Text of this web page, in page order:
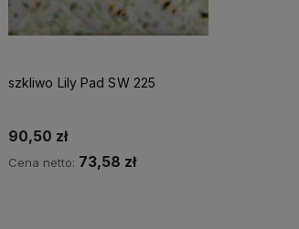
szkliwo Lily Pad SW 225
90,50 zł
Cena netto: 73,58 zł